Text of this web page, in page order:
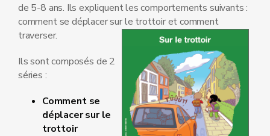
de 5-8 ans. Ils expliquent les comportements suivants :
comment se déplacer sur le trottoir et comment
traverser.
Ils sont composés de 2
séries :
Comment se
déplacer sur le
trottoir